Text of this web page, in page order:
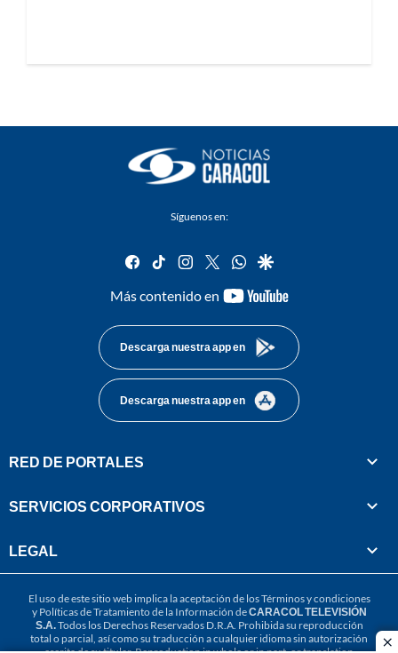
Síguenos en:
facebook
tiktok instagram
twitterwhatsapp
google
Más contenido en
youtube-
Descarga nuestra app en
Descarga nuestra app en
RED DE PORTALES
SERVICIOS CORPORATIVOS
LEGAL
El uso de este sitio web implica la aceptación de losTérminos y condiciones
y Políticas de Tratamiento de la Información deCARACOL TELEVISIÓN
S.A.Todos los Derechos Reservados D.R.A. Prohibida su reproducción
total o parcial, así como su traducción a cualquier idioma sin autorización